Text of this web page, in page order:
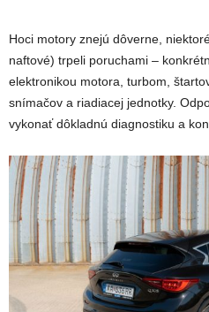
Hoci motory znejú dôverne,
naftové) trpeli poruchami –
elektronikou motora, turbom,
snímačov a riadiacej jednotky.
vykonať dôkladnú diagnostiku a